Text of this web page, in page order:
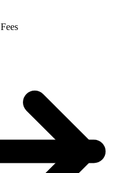
Fees